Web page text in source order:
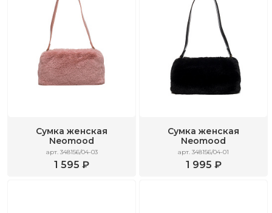
Сумка женская
Neomood
арт. 348156/04-03
1 595 ₽
Сумка женская
Neomood
арт. 348156/04-01
1 995 ₽